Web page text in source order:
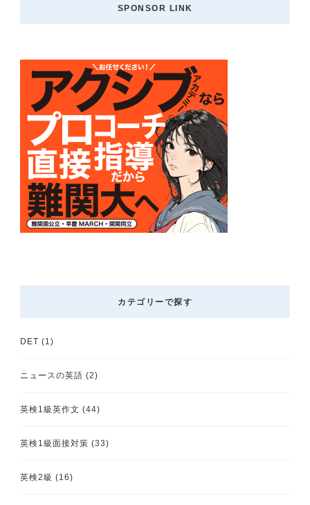
SPONSOR LINK
カテゴリーで探す
DET (1)
ニュースの英語 (2)
英検1級英作文 (44)
英検1級面接対策 (33)
英検2級 (16)